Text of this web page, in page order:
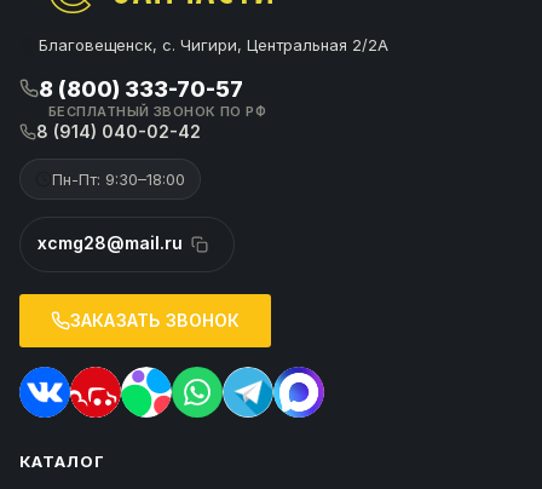
Благовещенск, с. Чигири, Центральная 2/2А
8 (800) 333-70-57
БЕСПЛАТНЫЙ ЗВОНОК ПО РФ
8 (914) 040-02-42
Пн-Пт: 9:30–18:00
xcmg28@mail.ru
ЗАКАЗАТЬ ЗВОНОК
КАТАЛОГ